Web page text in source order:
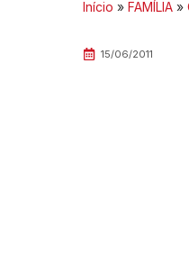
Início » FAMÍLIA »
15/06/2011